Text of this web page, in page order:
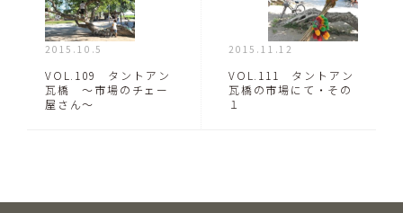
2015.10.5
VOL.109 タントアン
瓦橋 〜市場のチェー
屋さん〜
2015.11.12
VOL.111 タントアン
瓦橋の市場にて・その
１